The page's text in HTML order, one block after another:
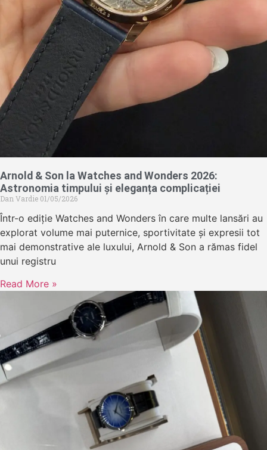
Arnold & Son la Watches and Wonders 2026:
Astronomia timpului și eleganța complicației
Dan Vardie 01/05/2026
Într-o ediție Watches and Wonders în care multe lansări au
explorat volume mai puternice, sportivitate și expresii tot
mai demonstrative ale luxului, Arnold & Son a rămas fidel
unui registru
Read More »